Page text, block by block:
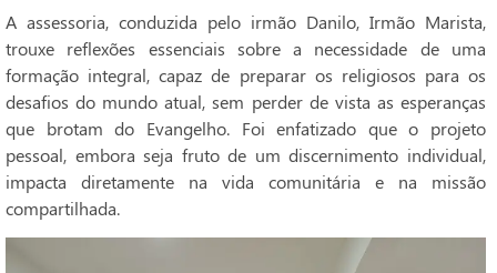
A assessoria, conduzida pelo irmão Danilo, Irmão Marista,
trouxe reflexões essenciais sobre a necessidade de uma
formação integral, capaz de preparar os religiosos para os
desafios do mundo atual, sem perder de vista as esperanças
que brotam do Evangelho. Foi enfatizado que o projeto
pessoal, embora seja fruto de um discernimento individual,
impacta diretamente na vida comunitária e na missão
compartilhada.